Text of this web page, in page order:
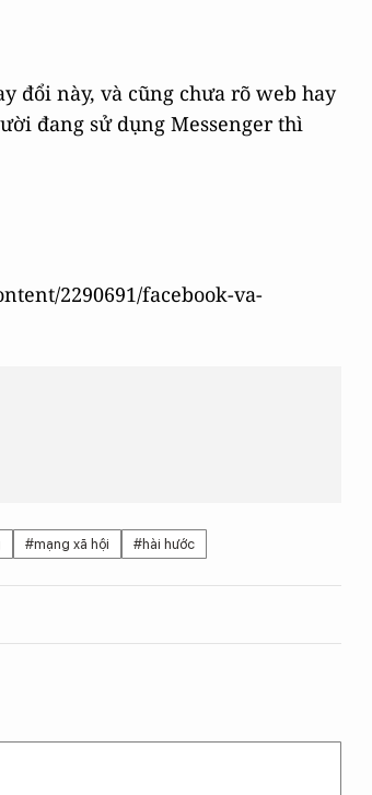
đổi này, và cũng chưa rõ web hay
đang sử dụng Messenger thì
2290691/facebook-va-
#mạng xã hội #hài hước